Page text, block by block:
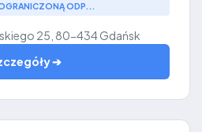
ODP...
25, 80-434 Gdańsk
➔